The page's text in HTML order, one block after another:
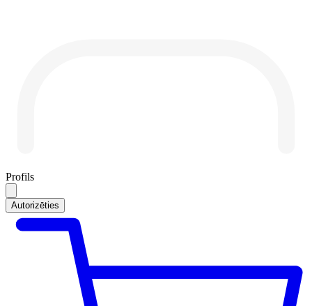
Profils
Autorizēties